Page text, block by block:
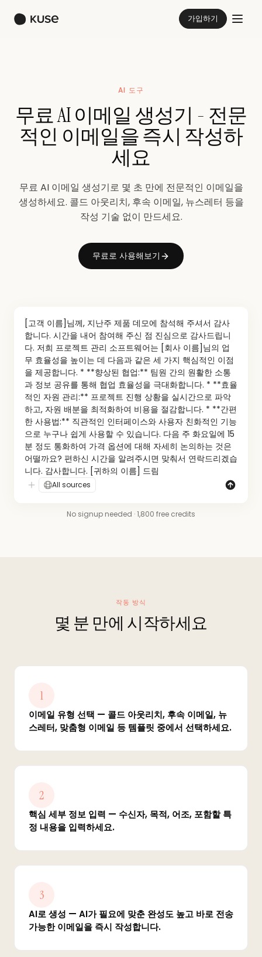
가입하기
AI 도구
무료 AI 이메일 생성기 - 전문
적인 이메일을 즉시 작성하
세요
무료 AI 이메일 생성기로 몇 초 만에 전문적인 이메일을
생성하세요. 콜드 아웃리치, 후속 이메일, 뉴스레터 등을
작성 기술 없이 만드세요.
무료로 사용해보기
[고객 이름]님께, 지난주 제품 데모에 참석해 주셔서 감사
합니다. 시간을 내어 참여해 주신 점 진심으로 감사드립니
다. 저희 프로젝트 관리 소프트웨어는 [회사 이름]님의 업
무 효율성을 높이는 데 다음과 같은 세 가지 핵심적인 이점
을 제공합니다. * **향상된 협업:** 팀원 간의 원활한 소통
과 정보 공유를 통해 협업 효율성을 극대화합니다. * **효율
적인 자원 관리:** 프로젝트 진행 상황을 실시간으로 파악
하고, 자원 배분을 최적화하여 비용을 절감합니다. * **간편
한 사용법:** 직관적인 인터페이스와 사용자 친화적인 기능
으로 누구나 쉽게 사용할 수 있습니다. 다음 주 화요일에 15
분 정도 통화하여 가격 옵션에 대해 자세히 논의하는 것은
어떨까요? 편하신 시간을 알려주시면 맞춰서 연락드리겠습
니다. 감사합니다. [귀하의 이름] 드림
All sources
No signup needed · 1,800 free credits
작동 방식
몇 분 만에 시작하세요
1
이메일 유형 선택 — 콜드 아웃리치, 후속 이메일, 뉴
스레터, 맞춤형 이메일 등 템플릿 중에서 선택하세요.
2
핵심 세부 정보 입력 — 수신자, 목적, 어조, 포함할 특
정 내용을 입력하세요.
3
AI로 생성 — AI가 필요에 맞춘 완성도 높고 바로 전송
가능한 이메일을 즉시 작성합니다.